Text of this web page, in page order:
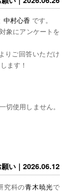
中村心香 です。
象にアンケートを
りご回答いただけ
ます！
使用しません。
い｜2026.06.12
究科の青木暁光で